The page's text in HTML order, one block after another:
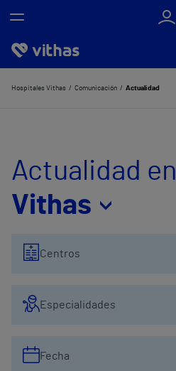
Nosotros
Comunicación
Hospitales Vithas Comunicación Actualidad
Actualidad en
Vithas
Centros
Especialidades
Fecha